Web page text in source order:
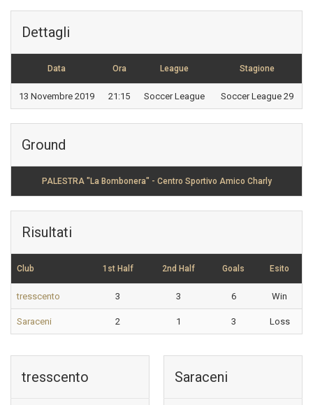
Dettagli
Data Ora League Stagione
13 Novembre 2019 21:15 Soccer League Soccer League 29
Ground
PALESTRA "La Bombonera" - Centro Sportivo Amico Charly
Risultati
Club 1st Half 2nd Half Goals Esito
tresscento 3 3 6 Win
Saraceni 2 1 3 Loss
tresscento Saraceni